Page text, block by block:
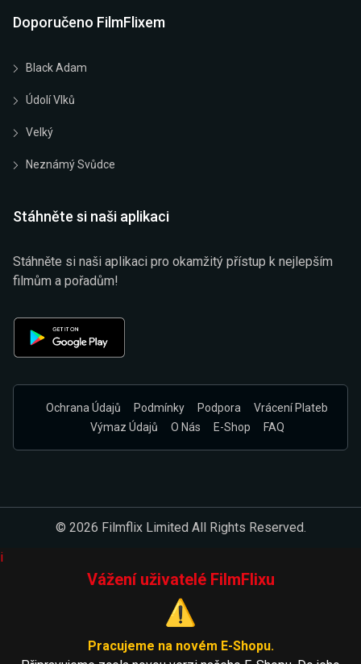
Doporučeno FilmFlixem
Black Adam
Údolí Vlků
Velký
Neznámý Svůdce
Stáhněte si naši aplikaci
Stáhněte si naši aplikaci pro okamžitý přístup k nejlepším
filmům a pořadům!
Ochrana Údajů Podmínky Podpora
Vrácení Plateb
Výmaz Údajů
O Nás E-Shop FAQ
© 2026 Filmflix Limited All Rights Reserved.
i
Vážení uživatelé FilmFlixu
⚠️
Pracujeme na novém E-Shopu.